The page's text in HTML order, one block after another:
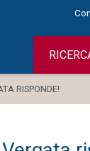
RISPONDE!